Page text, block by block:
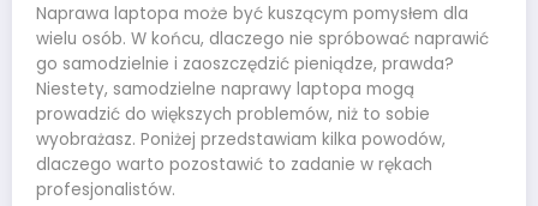
Naprawa laptopa może być kuszącym pomysłem dla
wielu osób. W końcu, dlaczego nie spróbować naprawić
go samodzielnie i zaoszczędzić pieniądze, prawda?
Niestety, samodzielne naprawy laptopa mogą
prowadzić do większych problemów, niż to sobie
wyobrażasz. Poniżej przedstawiam kilka powodów,
dlaczego warto pozostawić to zadanie w rękach
profesjonalistów.